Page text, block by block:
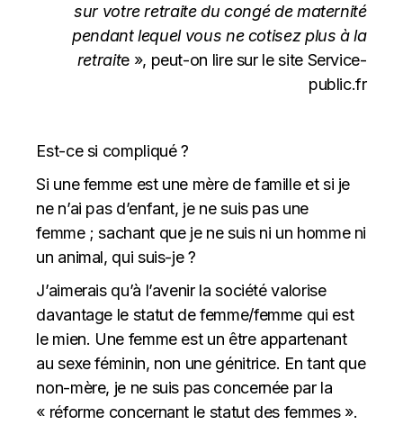
sur votre retraite du congé de maternité
pendant lequel vous ne cotisez plus à la
retraite », peut-on liresur le site Service-
public.fr
Est-ce si compliqué ?
Si une femme est une mère de famille et si je
ne n’ai pas d’enfant, je ne suis pas une
femme ; sachant que je ne suis ni un homme ni
un animal, qui suis-je ?
J’aimerais qu’à l’avenir la société valorise
davantage le statut de femme/femme qui est
le mien. Une femme est un être appartenant
au sexe féminin, non une génitrice. En tant que
non-mère, je ne suis pas concernée par la
« réforme concernant le statut des femmes ».